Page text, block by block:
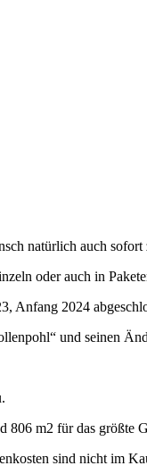
natürlich auch sofort
oder auch in
Anfang 2024
und seinen
806 m2 für das größte
sind nicht im